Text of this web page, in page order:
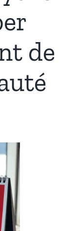
de